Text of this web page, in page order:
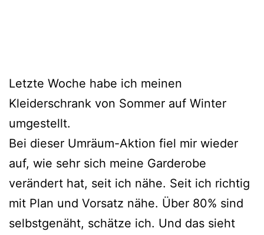
Letzte Woche habe ich meinen
Kleiderschrank von Sommer auf Winter
umgestellt.
Bei dieser Umräum-Aktion fiel mir wieder
auf, wie sehr sich meine Garderobe
verändert hat, seit ich nähe. Seit ich richtig
mit Plan und Vorsatz nähe. Über 80% sind
selbstgenäht, schätze ich. Und das sieht